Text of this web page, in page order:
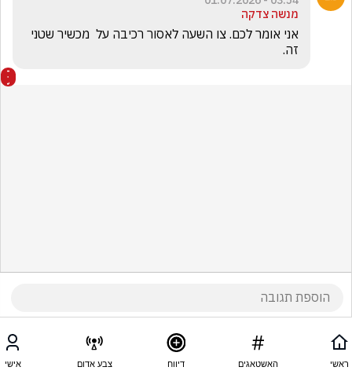
מנשה צדקה
זה.
ראשי האשטאגים דיווח צבע אדום אישי